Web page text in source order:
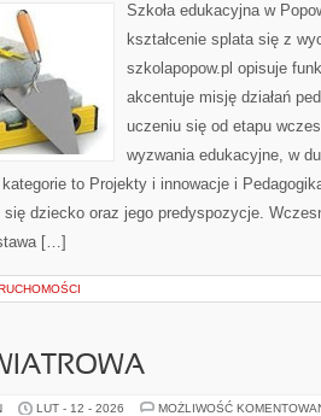
Szkoła edukacyjna w
kształcenie splata się z
szkolapopow.pl opisuje
akcentuje misję działań
uczeniu się od etapu
wyzwania edukacyjne, w
to Projekty i innowacje i
dziecko oraz jego predyspozycje.
[…]
LUT - 12 - 2026 MOŻLIWOŚĆ